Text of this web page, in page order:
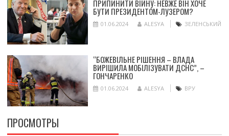
ПРИПИНИТИ ВІЙНУ: НЕВЖЕ ВІН ХОЧЕ
БУТИ ПРЕЗИДЕНТОМ-ЛУЗЕРОМ?
01.06.2024 ALESYA ЗЕЛЕНСЬКИЙ
“БОЖЕВІЛЬНЕ РІШЕННЯ – ВЛАДА
ВИРІШИЛА МОБІЛІЗУВАТИ ДСНС”, –
ГОНЧАРЕНКО
01.06.2024 ALESYA ВРУ
ПРОСМОТРЫ